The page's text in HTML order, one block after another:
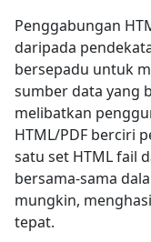
Penggabungan
daripada
bersepadu untuk
sumber data yang
melibatkan
HTML/PDF berciri
satu set HTML fail
bersama-sama
mungkin,
tepat.